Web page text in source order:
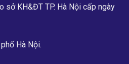
sở KH&ĐT TP. Hà Nội cấp ngày
Hà Nội.